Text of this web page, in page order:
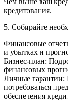
Чем выше ваш
кредитования.
5. Собирайте
Финансовые
и убытках и
Бизнес-план:
финансовых
Личные гарантии:
потребоваться
обеспечения